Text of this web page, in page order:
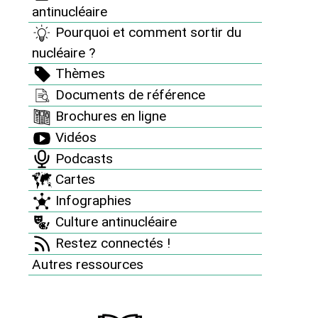
antinucléaire
Pourquoi et comment sortir du
nucléaire ?
Thèmes
Documents de référence
Brochures en ligne
Vidéos
Podcasts
Cartes
Infographies
Culture antinucléaire
Restez connectés !
Autres ressources
Ci-dessous, les incidents et accidents sont classés par date et
une pastille de couleur indique leur niveau de gravité selon
notre propre classement : noir (catastrophe), rouge (grave),
orange (moyen), jaune (bas).
73 incidents/accidents
Trier par date d'ajout Trier par date d'accident
< 1 2 3 4 5 6 7 8
>